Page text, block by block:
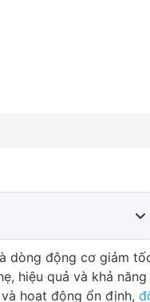
giảm tốc mini 60W
giảm tốc mini 60W
giảm tốc mini 60W
dòng động cơ giảm
hiệu quả và khả
hoạt động ổn định,